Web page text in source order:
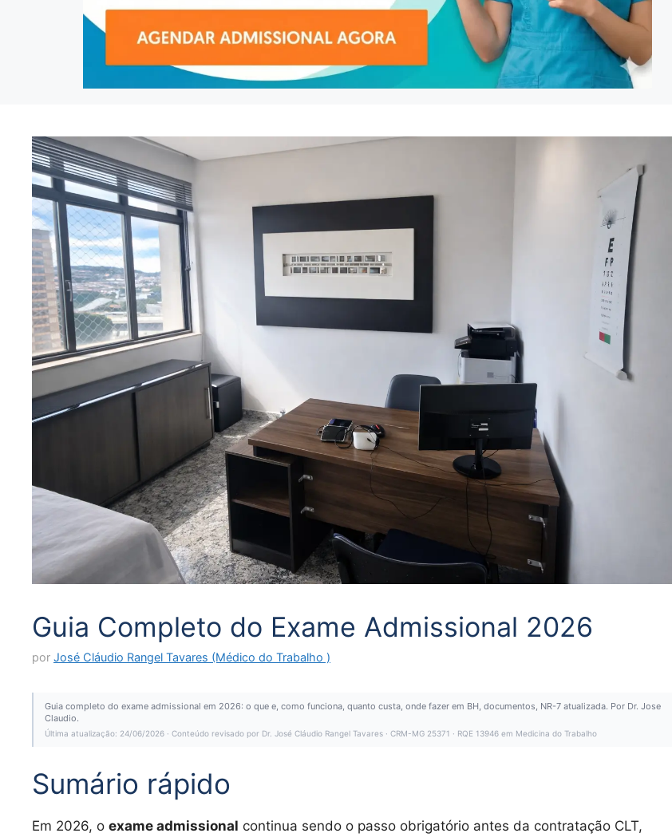
Guia Completo do Exame Admissional 2026
por José Cláudio Rangel Tavares (Médico do Trabalho )
Guia completo do exame admissional em 2026: o que e, como funciona, quanto custa, onde fazer em BH, documentos, NR-7 atualizada. Por Dr. Jose
Claudio.
Última atualização: 24/06/2026 · Conteúdo revisado por Dr. José Cláudio Rangel Tavares · CRM-MG 25371 · RQE 13946 em Medicina do Trabalho
Sumário rápido
Em 2026, o exame admissional continua sendo o passo obrigatório antes da contratação CLT,